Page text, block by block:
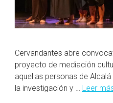
Cervandantes abre
proyecto de mediación
aquellas personas de
la investigación y … Leer